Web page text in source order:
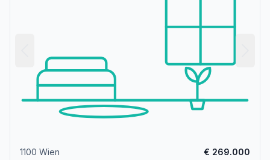
1100 Wien € 269.000